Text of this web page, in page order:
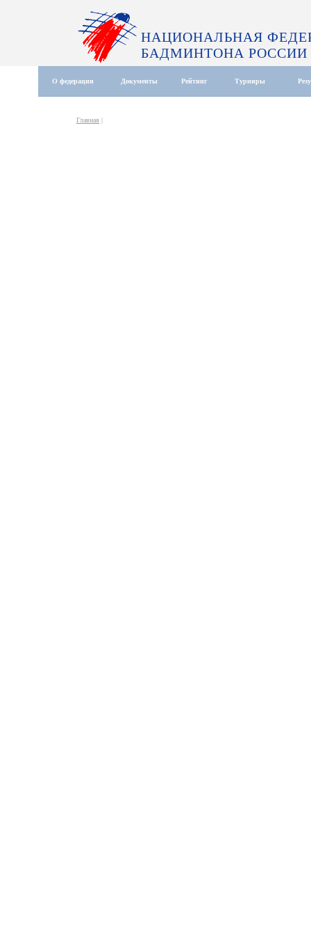
НАЦИОНАЛЬНАЯ
БАДМИНТОНА РОССИИ
О федерации Документы Рейтинг Турниры
Главная |